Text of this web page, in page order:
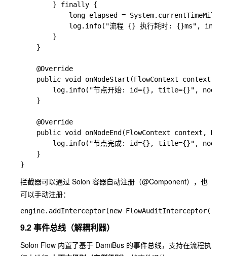
        } finally {
long elapsed =
log.info("流程 {} 执行耗时: {}ms",
        }
    }
    @Override
public void onNodeStart(FlowContext context,
log.info("节点开始: id={}, title={}",
    }
    @Override
public void onNodeEnd(FlowContext context,
log.info("节点完成: id={}, title={}",
    }
拦截器可以通过 Solon 容器自动注册（@Component），也
可以手动注册：
9.2 事件总线（解耦利器）
Solon Flow 内置了基于 DamiBus 的事件总线，支持在流程执